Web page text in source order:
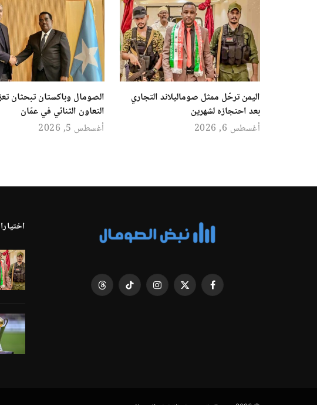
اليمن ترحّل ممثل صوماليلاند التجاري
بعد احتجازه لشهرين
أغسطس 6, 2026
الصومال وباكستان تبحثان
التعاون الثنائي في عمّان
أغسطس 5, 2026
فيسبوك X
الانستغرامتيكتوك Threads